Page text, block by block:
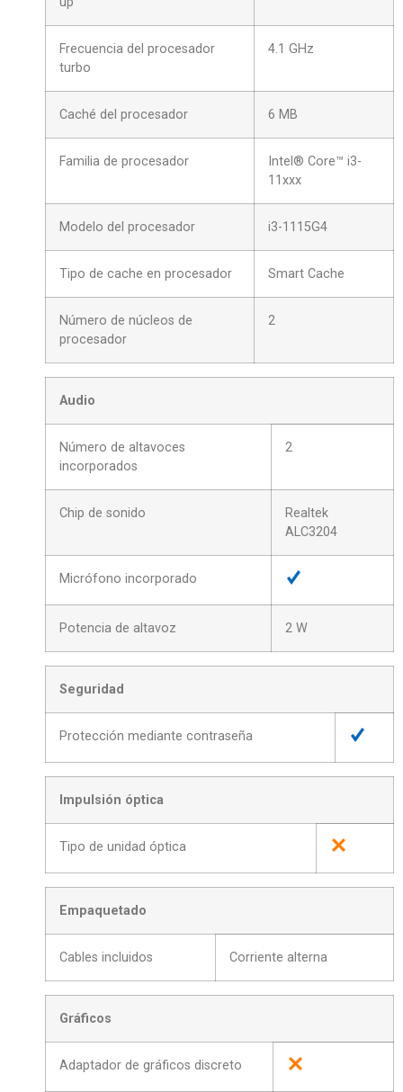
Frecuencia del procesador
turbo
4.1 GHz
Caché del procesador 6 MB
Familia de procesador
Intel® Core™ i3-
11xxx
Modelo del procesador i3-1115G4
Tipo de cache en procesador Smart Cache
Número de núcleos de
procesador
2
Audio
Número de altavoces
incorporados
2
Chip de sonido
Realtek
ALC3204
Micrófono incorporado
Potencia de altavoz 2 W
Seguridad
Protección mediante contraseña
Impulsión óptica
Tipo de unidad óptica
Empaquetado
Cables incluidos Corriente alterna
Gráficos
Adaptador de gráficos discreto